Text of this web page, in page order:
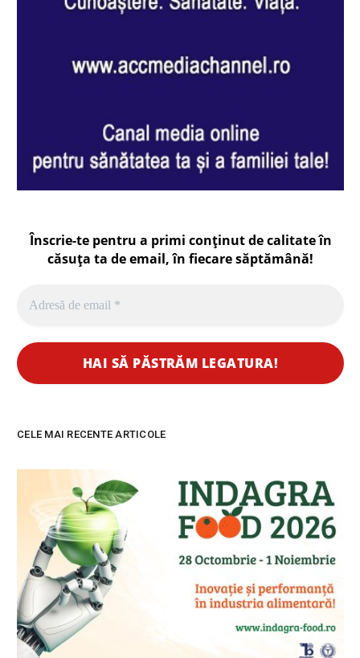
Înscrie-te pentru a primi conținut de calitate în
căsuța ta de email, în fiecaresăptămână!
CELE MAI RECENTE ARTICOLE